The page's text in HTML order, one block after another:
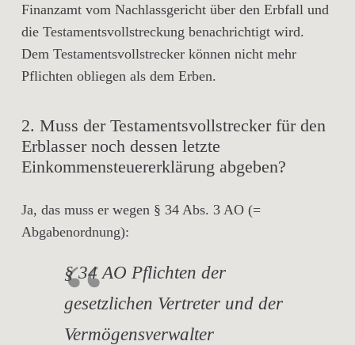
Finanzamt vom Nachlassgericht über den Erbfall und
die Testamentsvollstreckung benachrichtigt wird.
Dem Testamentsvollstrecker können nicht mehr
Pflichten obliegen als dem Erben.
2. Muss der Testamentsvollstrecker für den
Erblasser noch dessen letzte
Einkommensteuererklärung abgeben?
Ja, das muss er wegen § 34 Abs. 3 AO (=
Abgabenordnung):
§ 34 AO Pflichten der
gesetzlichen Vertreter und der
Vermögensverwalter